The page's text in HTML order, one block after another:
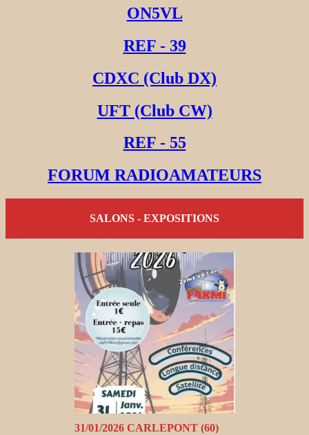
ON5VL
REF - 39
CDXC (Club DX)
UFT (Club CW)
REF - 55
FORUM RADIOAMATEURS
SALONS - EXPOSITIONS
31/01/2026 CARLEPONT (60)